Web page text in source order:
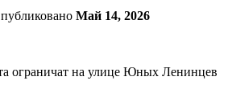
Май 14, 2026